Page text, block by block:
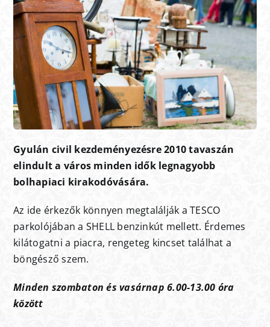
Gyulán civil kezdeményezésre 2010 tavaszán
elindult a város minden idők legnagyobb
bolhapiaci kirakodóvására.
Az ide érkezők könnyen megtalálják a TESCO
parkolójában a SHELL benzinkút mellett. Érdemes
kilátogatni a piacra, rengeteg kincset találhat a
böngésző szem.
Minden szombaton és vasárnap 6.00-13.00 óra
között